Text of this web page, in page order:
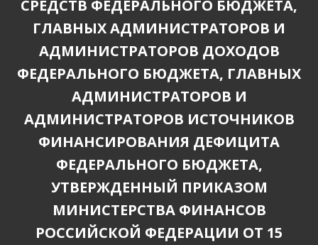
СРЕДСТВ ФЕДЕРАЛЬНОГО БЮДЖЕТА,
ГЛАВНЫХ АДМИНИСТРАТОРОВ И
АДМИНИСТРАТОРОВ ДОХОДОВ
ФЕДЕРАЛЬНОГО БЮДЖЕТА, ГЛАВНЫХ
АДМИНИСТРАТОРОВ И
АДМИНИСТРАТОРОВ ИСТОЧНИКОВ
ФИНАНСИРОВАНИЯ ДЕФИЦИТА
ФЕДЕРАЛЬНОГО БЮДЖЕТА,
УТВЕРЖДЕННЫЙ ПРИКАЗОМ
МИНИСТЕРСТВА ФИНАНСОВ
РОССИЙСКОЙ ФЕДЕРАЦИИ ОТ 15